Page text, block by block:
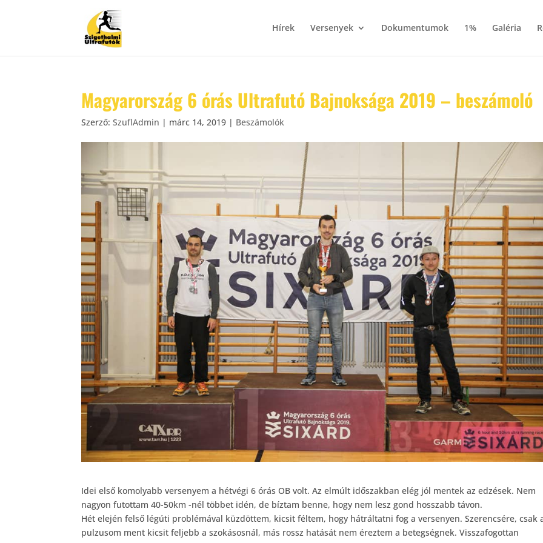
Hírek Versenyek Dokumentumok 1% Galéria
Magyarország 6 órás Ultrafutó Bajnoksága 2019 – beszámoló
Szerző:SzuflAdmin | márc 14, 2019 | Beszámolók
Idei első komolyabb versenyem a hétvégi 6 órás OB volt. Az elmúlt időszakban elég jól mentek az edzések. Nem
nagyon futottam 40-50km -nél többet idén, de bíztam benne, hogy nem lesz gond hosszabb távon.
Hét elején felső légúti problémával küzdöttem, kicsit féltem, hogy hátráltatni fog a versenyen. Szerencsére, csak
pulzusom ment kicsit feljebb a szokásosnál, más rossz hatását nem éreztem a betegségnek. Visszafogottan